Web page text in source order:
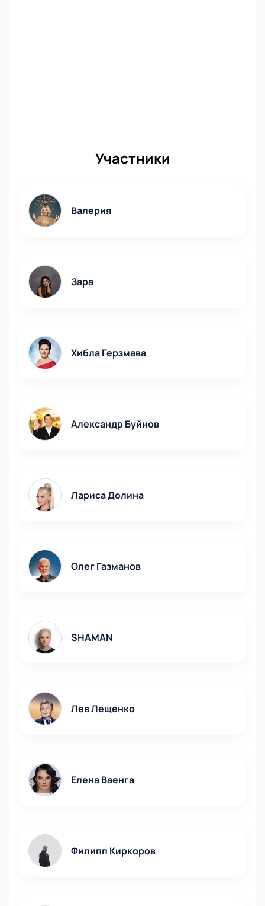
Участники
Валерия
Зара
Хибла Герзмава
Александр Буйнов
Лариса Долина
Олег Газманов
SHAMAN
Лев Лещенко
Елена Ваенга
Филипп Киркоров